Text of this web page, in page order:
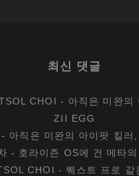
최신 댓글
CHOI - 아직은 미완의
ZII EGG
- 아직은 미완의 아이팟 킬러
- 호라이즌 OS에 건 메타
CHOI - 퀘스트 프로 같